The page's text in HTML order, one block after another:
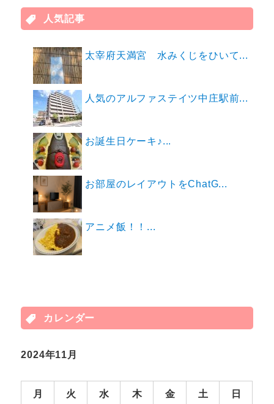
人気記事
太宰府天満宮 水みくじをひいて...
人気のアルファステイツ中庄駅前...
お誕生日ケーキ♪...
お部屋のレイアウトをChatG...
アニメ飯！！...
カレンダー
2024年11月
月 火 水 木 金 土 日